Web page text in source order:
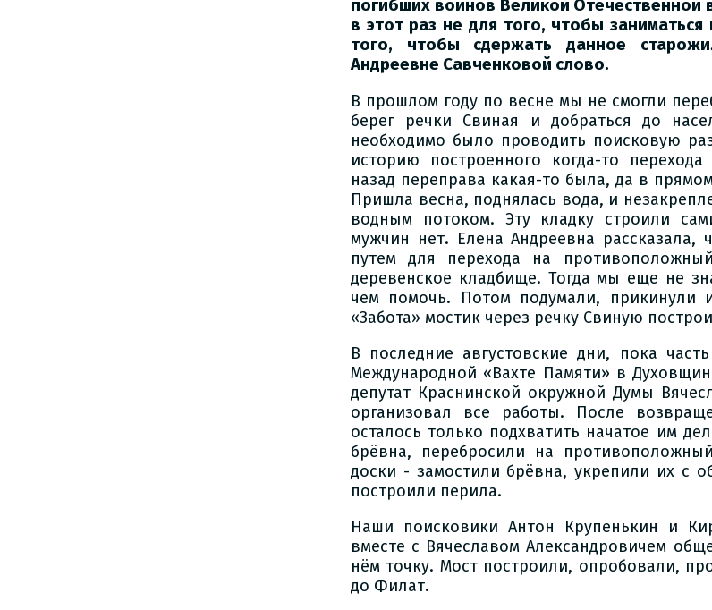
погибших воинов Великой
в этот раз не для того, чтобы
того, чтобы сдержать данное
Андреевне Савченковой слово.
В прошлом году по весне мы не смогли
берег речки Свиная и добраться до
необходимо было проводить поисковую
историю построенного когда-то
назад переправа какая-то была, да в
Пришла весна, поднялась вода, и
водным потоком. Эту кладку строили
мужчин нет. Елена Андреевна рассказала,
путем для перехода на
деревенское кладбище. Тогда мы еще не
чем помочь. Потом подумали, прикинули
«Забота» мостик через речку Свиную
В последние августовские дни, пока
Международной «Вахте Памяти» в
депутат Краснинской окружной Думы
организовал все работы. После
осталось только подхватить начатое им
брёвна, перебросили на
доски - замостили брёвна, укрепили их с
построили перила.
Наши поисковики Антон Крупенькин и
вместе с Вячеславом Александровичем
нём точку. Мост построили, опробовали,
до Филат.